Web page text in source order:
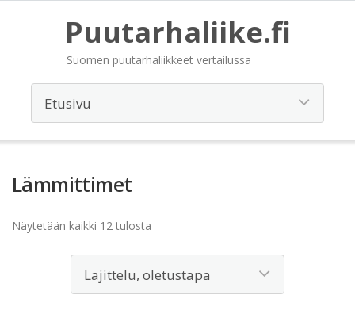
Puutarhaliike.fi
Suomen puutarhaliikkeet vertailussa
Lämmittimet
Näytetään kaikki 12 tulosta